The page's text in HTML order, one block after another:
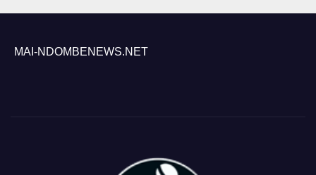
MAI-NDOMBENEWS.NET